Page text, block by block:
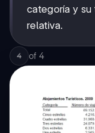
categoría y su
relativa.
4 of 4